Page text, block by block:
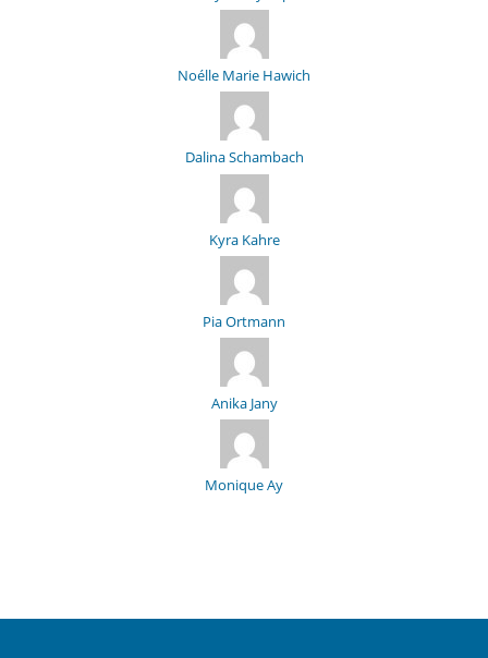
Noélle Marie Hawich
Dalina Schambach
Kyra Kahre
Pia Ortmann
Anika Jany
Monique Ay